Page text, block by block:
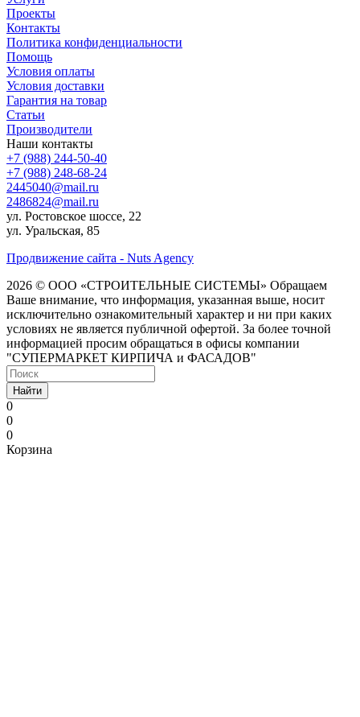
Проекты
Контакты
Политика конфиденциальности
Помощь
Условия оплаты
Условия доставки
Гарантия на товар
Статьи
Производители
Наши контакты
+7 (988) 244-50-40
+7 (988) 248-68-24
2445040@mail.ru
2486824@mail.ru
ул. Ростовское шоссе, 22
ул. Уральская, 85
Продвижение сайта - Nuts Agency
2026 © ООО «СТРОИТЕЛЬНЫЕ СИСТЕМЫ» Обращаем
Ваше внимание, что информация, указанная выше, носит
исключительно ознакомительный характер и ни при каких
условиях не является публичной офертой. За более точной
информацией просим обращаться в офисы компании
"СУПЕРМАРКЕТ КИРПИЧА и ФАСАДОВ"
Найти
0
0
0
Корзина